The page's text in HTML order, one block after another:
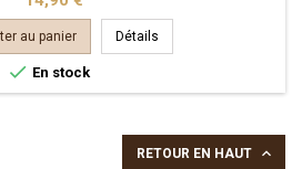
au panier Détails
 En stock
RETOUR EN HAUT 